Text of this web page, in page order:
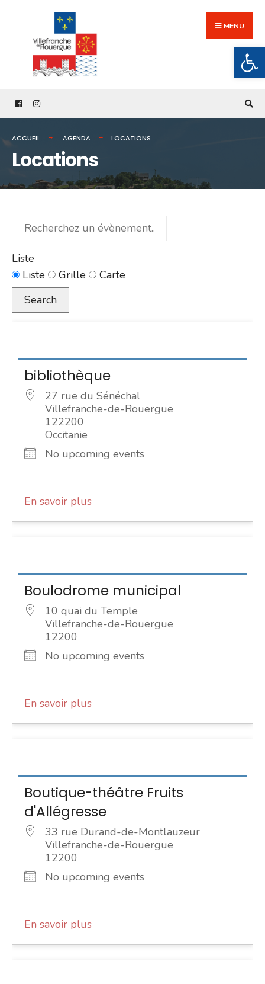
content
MENU
ACCUEIL AGENDA LOCATIONS
Locations
Recherchez
évènement...
Liste
Type
d’affichage
des
résultats
la
recherche
Liste Grille
Carte
Search
bibliothèque
27 rue du Sénéchal
Villefranche-de-Rouergue
122200
Occitanie
No upcoming events
En savoir plus
Boulodrome municipal
10 quai du Temple
Villefranche-de-Rouergue
12200
No upcoming events
En savoir plus
Boutique-théâtre Fruits
d'Allégresse
33 rue Durand-de-Montlauzeur
Villefranche-de-Rouergue
12200
No upcoming events
En savoir plus